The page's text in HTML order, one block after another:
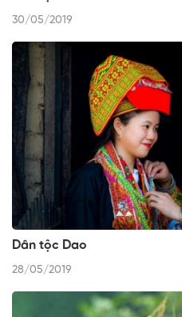
30/05/2019
Dân tộc Dao
28/05/2019